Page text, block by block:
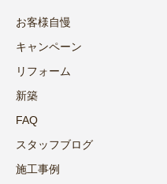
お客様自慢
キャンペーン
リフォーム
新築
FAQ
スタッフブログ
施工事例